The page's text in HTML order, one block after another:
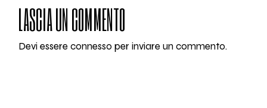
LASCIA UN COMMENTO
Devi essereconnesso per inviare un commento.